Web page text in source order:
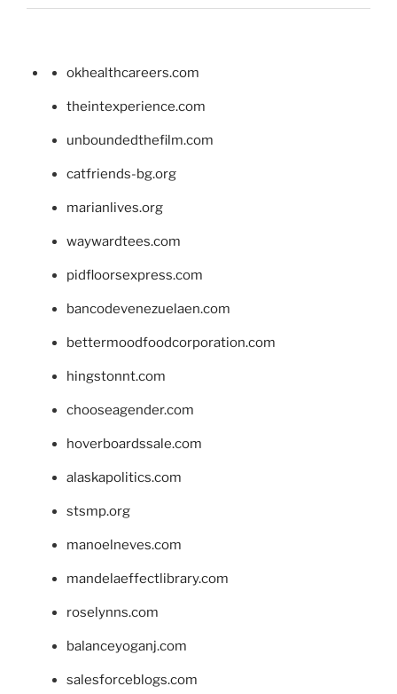
okhealthcareers.com
theintexperience.com
unboundedthefilm.com
catfriends-bg.org
marianlives.org
waywardtees.com
pidfloorsexpress.com
bancodevenezuelaen.com
bettermoodfoodcorporation.com
hingstonnt.com
chooseagender.com
hoverboardssale.com
alaskapolitics.com
stsmp.org
manoelneves.com
mandelaeffectlibrary.com
roselynns.com
balanceyoganj.com
salesforceblogs.com